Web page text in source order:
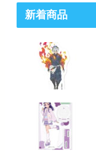
新着商品